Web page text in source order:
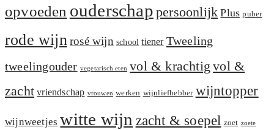
opvoeden ouderschap persoonlijk Plus puber
rode wijn rosé wijn school tiener Tweeling
tweelingouder vegetarisch eten vol & krachtig vol &
zacht vriendschap vrouwen werken wijnliefhebber wijntopper
wijnweetjes witte wijn zacht & soepel zoet zoete